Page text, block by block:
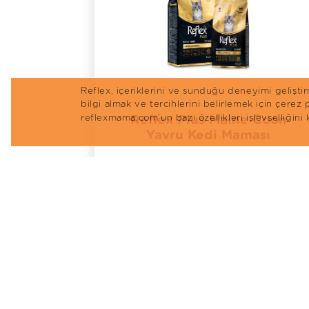
Çubuk
Reflex Plus Maine Coon
Yavru Kedi Maması
Reflex, içeriklerini ve sunduğu deneyimi
bilgi almak ve tercihlerini belirlemek için çerez
reflexmama.com’un bazı özellikleri işlevselliğini